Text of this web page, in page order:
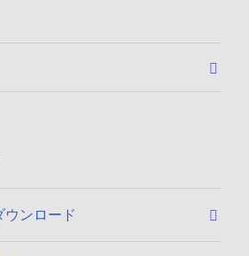
ウンロード